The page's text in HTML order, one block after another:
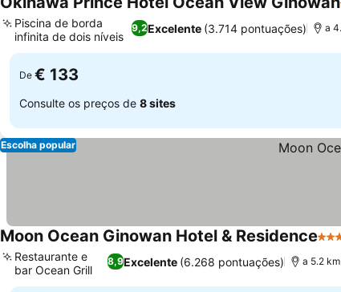
9,2Excelente (3.714 pontuações)
Piscina de borda
infinita de dois níveis
a
De € 133
Consulte os preços de 8 sites
Escolha popular
Moon Ocean Ginowan Hotel & Residence4
8,9Excelente (6.268 pontuações)
Restaurante e
bar Ocean Grill
a 5.2